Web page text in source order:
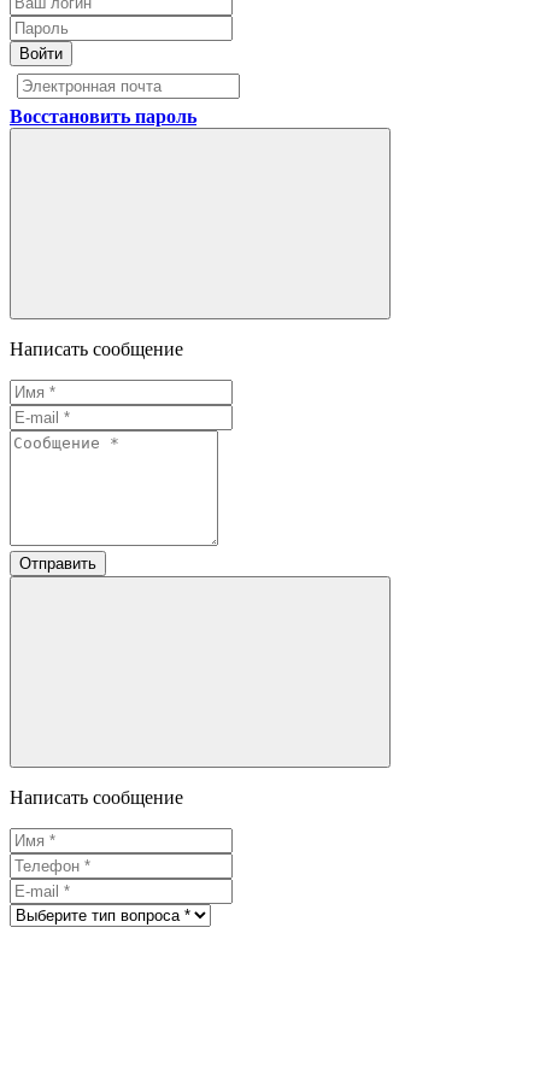
Войти
Восстановить пароль
Написать сообщение
Отправить
Написать сообщение